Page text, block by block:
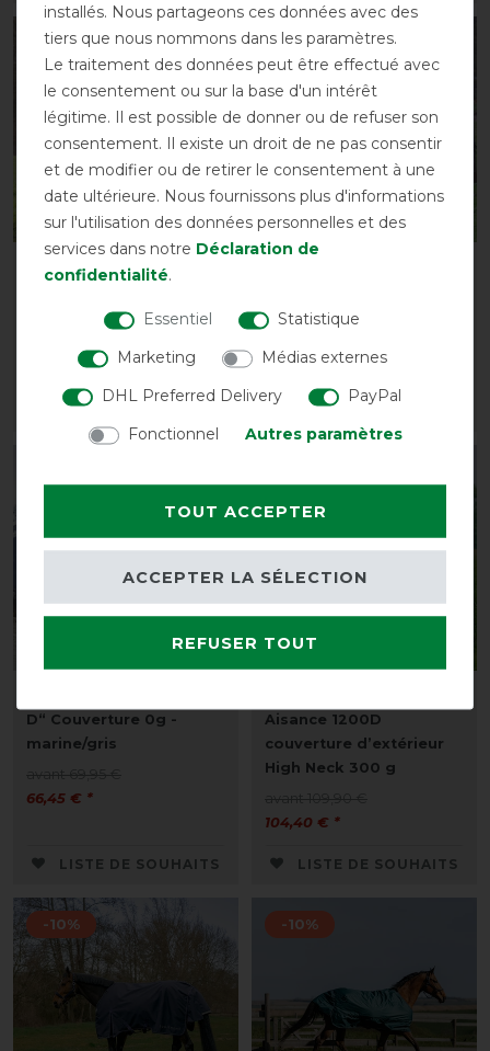
-5%
Equithème „TYREX 600
marine/gris
70,25 € *
LISTE DE SOUHAITS
-10%
Marine/Gris
LISTE DE SOUHAITS
D“ Couverture 0g -
marine/gris
66,45 € *
LISTE DE SOUHAITS
Aisance 1200D
couverture d’extérieur
High Neck 300 g
104,40 € *
LISTE DE SOUHAITS
-10% -10%
installés. Nous partageons ces données avec des
tiers que nous nommons dans les paramètres.
Le traitement des données peut être effectué avec
le consentement ou sur la base d'un intérêt
légitime. Il est possible de donner ou de refuser son
consentement. Il existe un droit de ne pas consentir
et de modifier ou de retirer le consentement à une
date ultérieure. Nous fournissons plus d'informations
sur l'utilisation des données personnelles et des
services dans notre Déclaration de
confidentialité.
Essentiel
Statistique
Marketing
Médias externes
DHL Preferred Delivery
PayPal
Fonctionnel
Autres paramètres
TOUT ACCEPTER
REFUSER TOUT
ACCEPTER LA SÉLECTION